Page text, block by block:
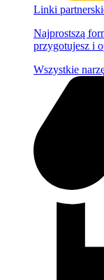
Linki
Najprostszą
przygotujesz i
Wszystkie